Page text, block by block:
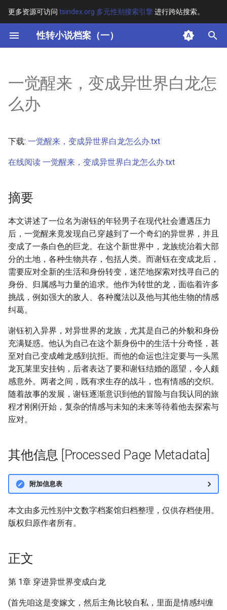
更多资源可访问 tsindex.org 多元性别搜索引擎进行跨站搜索。
性转小说档案（一）
键
始
索
其他信息 [Processed Page
Metadata]
一觉醒来，变成异世界白龙怎
么办
下载: 一觉醒来，变成异世界白龙怎么办.txt
在线阅读 一觉醒来，变成异世界白龙怎么办.txt
摘要
本文讲述了一位名为谢钰的年轻男子在现代社会遭遇压力
后，一觉醒来竟发现自己穿越到了一个奇幻的异世界，并且
变成了一条白色的巨龙。在这个新世界中，龙族统治着大部
分的土地，各种生物共存，包括人类。而谢钰在变成龙后，
需要应对全新的生活和身份转变，迷茫地探索对找寻自己的
身份、归属感与力量的追求。他作为转世的龙，面临着许多
挑战，例如强大的敌人、各种魔法以及他与其他生物的情感
纠葛。
谢钰初入异界，对异世界的龙族，尤其是自己的外貌和身份
充满疑惑。他认为自己在这个新身份中的生活十分奇怪，甚
至对自己变成雌龙感到抗拒。而他的命运也注定要与一头黑
龙瓦莱里安挂钩，后者表达了要和谢钰结婚的愿望，令人颇
感意外。两者之间，既有求生存的战斗，也有情感的交织。
随着故事的发展，谢钰逐渐意识到他的冒险与自我认同的旅
程才刚刚开始，复杂的情感与未知的未来等待着他去探索与
应对。
其他信息 [Processed Page Metadata]
附加信息表
本文由多元性别中文数字档案馆归档整理，仅供存档使用。
版权归原作者所有。
正文
第 1章 穿进异世界变成白龙
(首先咱这是变嫁文，然后主角比较自私，里面是情感纠缠